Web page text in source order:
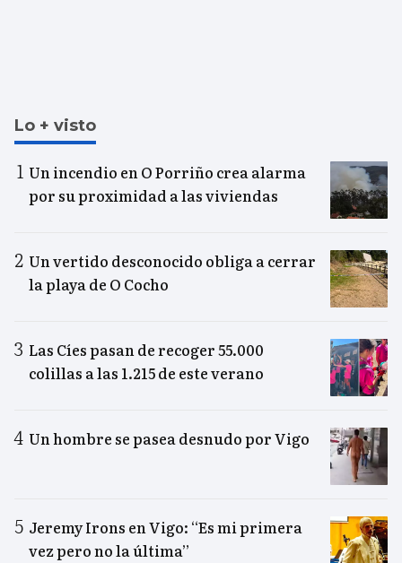
Lo + visto
Un incendio en O Porriño crea alarma
por su proximidad a las viviendas
Un vertido desconocido obliga a cerrar
la playa de O Cocho
Las Cíes pasan de recoger 55.000
colillas a las 1.215 de este verano
Un hombre se pasea desnudo por Vigo
Jeremy Irons en Vigo: “Es mi primera
vez pero no la última”